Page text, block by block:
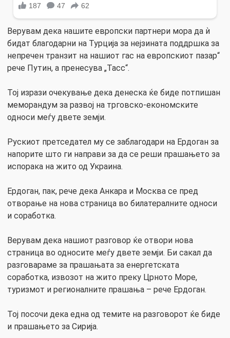
Верувам дека нашите европски партнери мора да ѝ
бидат благодарни на Турција за нејзината поддршка за
непречен транзит на нашиот гас на европскиот пазар“
рече Путин, а пренесува „Тасс“.
Тој изрази очекување дека денеска ќе биде потпишан
меморандум за развој на трговско-економските
односи меѓу двете земји.
Рускиот претседател му се заблагодари на Ердоган за
напорите што ги направи за да се реши прашањето за
испорака на жито од Украина.
Ердоган, пак, рече дека Анкара и Москва се пред
отворање на нова страница во билатералните односи
и соработка.
Верувам дека нашиот разговор ќе отвори нова
страница во односите меѓу двете земји. Би сакал да
разговараме за прашањата за енергетската
соработка, извозот на жито преку Црното Море,
туризмот и регионалните прашања – рече Ердоган.
Тој посочи дека една од темите на разговорот ќе биде
и прашањето за Сирија.